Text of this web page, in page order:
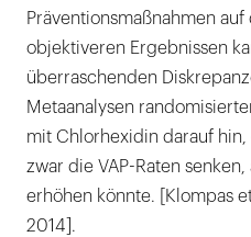
Präventionsmaßnahmen auf
objektiveren Ergebnissen
überraschenden
Metaanalysen
mit Chlorhexidin darauf hin,
zwar die VAP-Raten
erhöhen könnte. [Klompas
2014].